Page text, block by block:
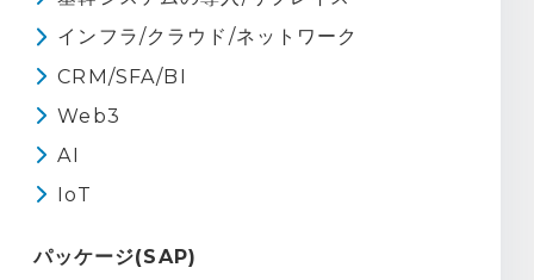
インフラ/クラウド/ネットワーク
CRM/SFA/BI
Web3
AI
IoT
パッケージ(SAP)